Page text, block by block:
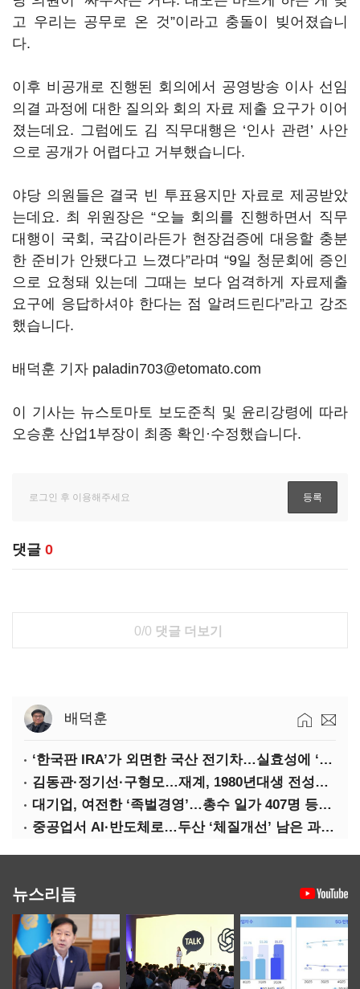
고 우리는 공무로 온 것”이라고 충돌이 빚어졌습니
다.
이후 비공개로 진행된 회의에서 공영방송 이사 선임
의결 과정에 대한 질의와 회의 자료 제출 요구가 이어
졌는데요. 그럼에도 김 직무대행은 ‘인사 관련’ 사안
으로 공개가 어렵다고 거부했습니다.
야당 의원들은 결국 빈 투표용지만 자료로 제공받았
는데요. 최 위원장은 “오늘 회의를 진행하면서 직무
대행이 국회 , 국감이라든가 현장검증에 대응할 충분
한 준비가 안됐다고 느꼈다”라며 “9일 청문회에 증인
으로 요청돼 있는데 그때는 보다 엄격하게 자료제출
요구에 응답하셔야 한다는 점 알려드린다”라고 강조
했습니다.
배덕훈 기자 paladin703@etomato.com
이 기사는 뉴스토마토 보도준칙 및 윤리강령에 따라
오승훈 산업1부장이 최종 확인·수정했습니다.
댓글 0
0/0 댓글 더보기
배덕훈
‘한국판 IRA’가 외면한 국산 전기차…실효성에 ‘의문’
김동관·정기선·구형모…재계, 1980년대생 전성시대
대기업, 여전한 ‘족벌경영’…총수 일가 407명 등기임원
중공업서 AI·반도체로…두산 ‘체질개선’ 남은 과제는
뉴스리듬